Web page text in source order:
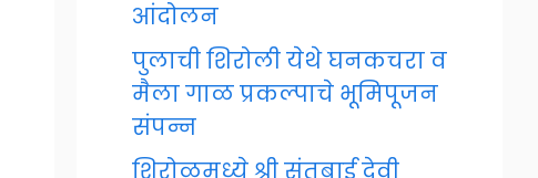
आंदोलन
पुलाची शिरोली येथे घनकचरा व
मैला गाळ प्रकल्पाचे भूमिपूजन
संपन्न
शिरोळमध्ये श्री संतुबाई देवी